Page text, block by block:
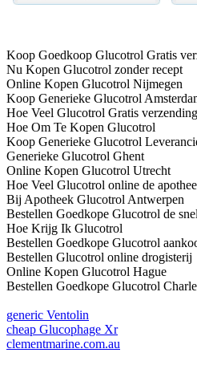
Koop Goedkoop Glucotrol Gratis
Nu Kopen Glucotrol zonder recept
Online Kopen Glucotrol Nijmegen
Koop Generieke Glucotrol
Hoe Veel Glucotrol Gratis verzending
Hoe Om Te Kopen Glucotrol
Koop Generieke Glucotrol
Generieke Glucotrol Ghent
Online Kopen Glucotrol Utrecht
Hoe Veel Glucotrol online de
Bij Apotheek Glucotrol Antwerpen
Bestellen Goedkope Glucotrol de
Hoe Krijg Ik Glucotrol
Bestellen Goedkope Glucotrol
Bestellen Glucotrol online drogisterij
Online Kopen Glucotrol Hague
Bestellen Goedkope Glucotrol
generic Ventolin
cheap Glucophage Xr
clementmarine.com.au